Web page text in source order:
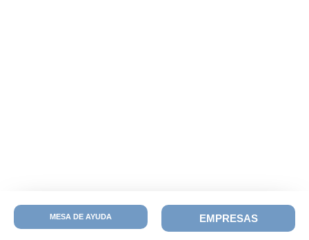
MESA DE AYUDA EMPRESAS